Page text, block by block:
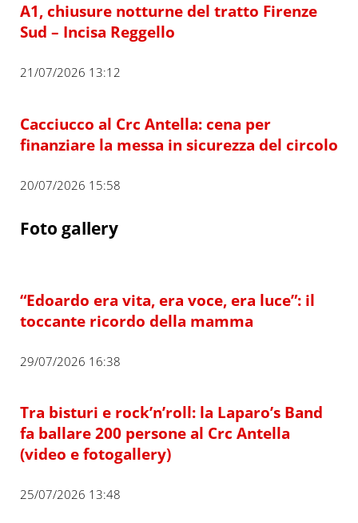
A1, chiusure notturne del tratto Firenze
Sud – Incisa Reggello
21/07/2026 13:12
Cacciucco al Crc Antella: cena per
finanziare la messa in sicurezza del circolo
20/07/2026 15:58
Foto gallery
“Edoardo era vita, era voce, era luce”: il
toccante ricordo della mamma
29/07/2026 16:38
Tra bisturi e rock’n’roll: la Laparo’s Band
fa ballare 200 persone al Crc Antella
(video e fotogallery)
25/07/2026 13:48